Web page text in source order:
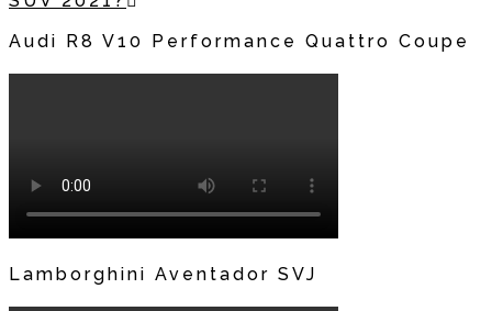
Audi R8 V10 Performance Quattro Coupe
Lamborghini Aventador SVJ